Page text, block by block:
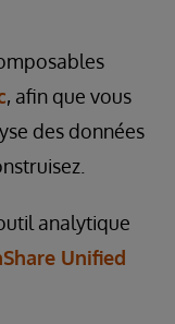
, afin que vous
des données
analytique
Unified